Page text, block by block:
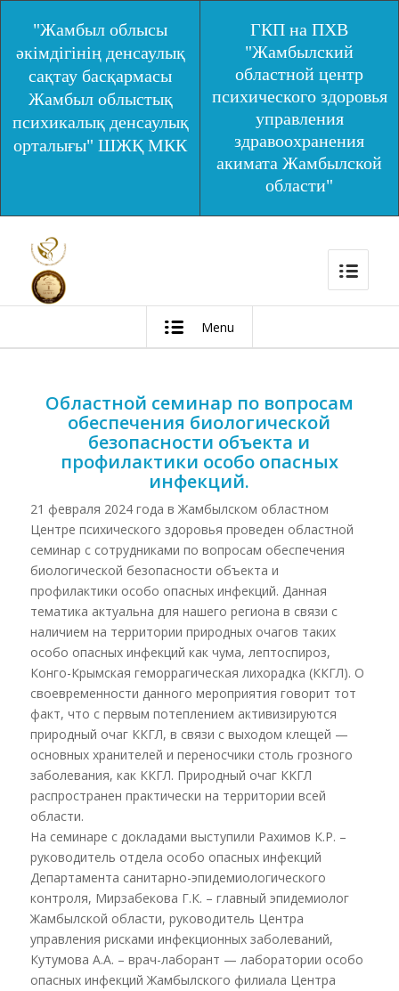
"Жамбыл облысы
әкімдігінің денсаулық
сақтау басқармасы
Жамбыл облыстық
психикалық денсаулық
орталығы" ШЖҚ МКК
ГКП на ПХВ
"Жамбылский
областной центр
психического здоровья
управления
здравоохранения
акимата Жамбылской
области"
Menu
Областной семинар по вопросам
обеспечения биологической
безопасности объекта и
профилактики особо опасных
инфекций.
21 февраля 2024 года в Жамбылском областном
Центре психического здоровья проведен областной
семинар с сотрудниками по вопросам обеспечения
биологической безопасности объекта и
профилактики особо опасных инфекций. Данная
тематика актуальна для нашего региона в связи с
наличием на территории природных очагов таких
особо опасных инфекций как чума, лептоспироз,
Конго-Крымская геморрагическая лихорадка (ККГЛ). О
своевременности данного мероприятия говорит тот
факт, что с первым потеплением активизируются
природный очаг ККГЛ, в связи с выходом клещей —
основных хранителей и переносчики столь грозного
заболевания, как ККГЛ. Природный очаг ККГЛ
распространен практически на территории всей
области.
На семинаре с докладами выступили Рахимов К.Р. –
руководитель отдела особо опасных инфекций
Департамента санитарно-эпидемиологического
контроля, Мирзабекова Г.К. – главный эпидемиолог
Жамбылской области, руководитель Центра
управления рисками инфекционных заболеваний,
Кутумова А.А. – врач-лаборант — лаборатории особо
опасных инфекций Жамбылского филиала Центра